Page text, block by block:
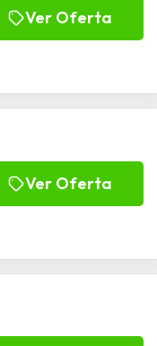
Ver Oferta
Ver Oferta